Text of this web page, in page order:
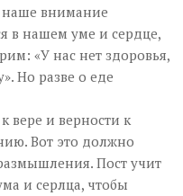
наше внимание
в нашем уме и сердце,
«У нас нет здоровья,
Но разве о еде
вере и верности к
Вот это должно
Пост учит
и серлца, чтобы